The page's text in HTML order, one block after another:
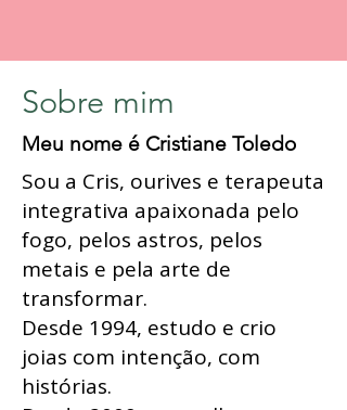
Sobre mim
Meu nome é Cristiane Toledo
Sou a Cris, ourives e terapeuta
integrativa apaixonada pelo
fogo, pelos astros, pelos
metais e pela arte de
transformar.
Desde 1994, estudo e crio
joias com intenção, com
histórias.